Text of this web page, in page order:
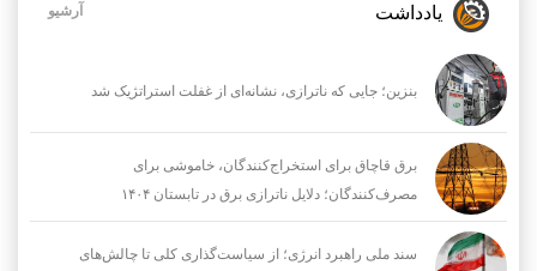
یادداشت آرشیو
بنزین؛ جایی که ناترازی، نشانه‌ای از غفلت استراتژیک شد
برق قاچاق برای استخراج‌کنندگان، خاموشی برای
مصرف‌کنندگان؛ دلایل ناترازی برق در تابستان ۱۴۰۴
سند ملی راهبرد انرژی؛ از سیاست‌گذاری کلی تا چالش‌های